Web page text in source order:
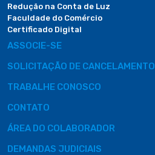
Redução na Conta de Luz
Faculdade do Comércio
Certificado Digital
ASSOCIE-SE
SOLICITAÇÃO DE CANCELAMENTO
TRABALHE CONOSCO
CONTATO
ÁREA DO COLABORADOR
DEMANDAS JUDICIAIS